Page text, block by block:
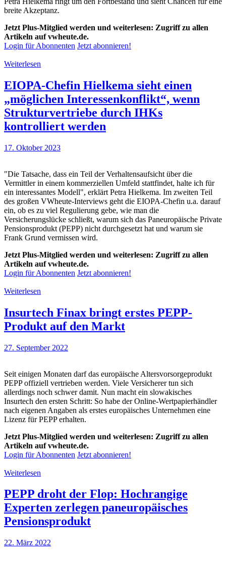
breite Akzeptanz.
Jetzt Plus-Mitglied werden und weiterlesen: Zugriff zu allen
Artikeln auf vwheute.de.
Login für Abonnenten Jetzt abonnieren!
Weiterlesen
EIOPA-Chefin Hielkema sieht einen
„möglichen Interessenkonflikt“, wenn
Strukturvertriebe durch IHKs
kontrolliert werden
17. Oktober 2023
"Die Tatsache, dass ein Teil der Verhaltensaufsicht über die
Vermittler in einem kommerziellen Umfeld stattfindet, halte ich für
ein interessantes Modell", erklärt Petra Hielkema. Im zweiten Teil
des großen VWheute-Interviews geht die EIOPA-Chefin u.a. darauf
ein, ob es zu viel Regulierung gebe, wie man die
Versicherungslücke schließt, warum sich das Paneuropäische Private
Pensionsprodukt (PEPP) nicht durchgesetzt hat und warum sie
Frank Grund vermissen wird.
Jetzt Plus-Mitglied werden und weiterlesen: Zugriff zu allen
Artikeln auf vwheute.de.
Login für Abonnenten Jetzt abonnieren!
Weiterlesen
Insurtech Finax bringt erstes PEPP-
Produkt auf den Markt
27. September 2022
Seit einigen Monaten darf das europäische Altersvorsorgeprodukt
PEPP offiziell vertrieben werden. Viele Versicherer tun sich
allerdings noch schwer damit. Nun macht ein slowakisches
Insurtech den ersten Schritt: So habe der Online-Wertpapierhändler
nach eigenen Angaben als erstes europäisches Unternehmen eine
Lizenz für PEPP erhalten.
Jetzt Plus-Mitglied werden und weiterlesen: Zugriff zu allen
Artikeln auf vwheute.de.
Login für Abonnenten Jetzt abonnieren!
Weiterlesen
PEPP droht der Flop: Hochrangige
Experten zerlegen paneuropäisches
Pensionsprodukt
22. März 2022